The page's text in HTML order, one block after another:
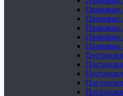
Правовые
Правовые
Правовые
Правовые
Правовые